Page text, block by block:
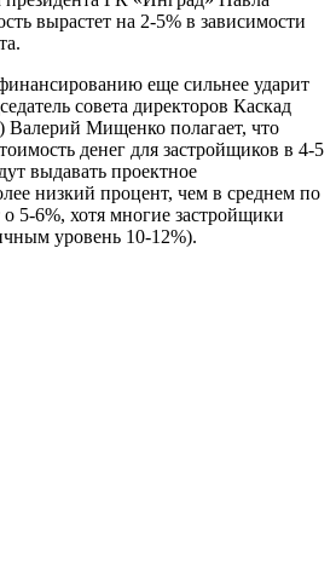
вырастет на 2-5% в зависимости
еще сильнее ударит
совета директоров Каскад
Мищенко полагает, что
денег для застройщиков в 4-5
выдавать проектное
низкий процент, чем в среднем по
5-6%, хотя многие застройщики
уровень 10-12%).